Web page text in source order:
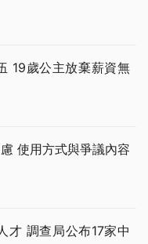
19歲公主放棄薪資無
使用方式與爭議內容
才 調查局公布17家中